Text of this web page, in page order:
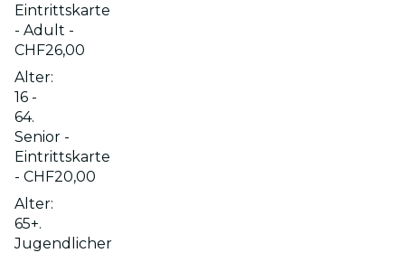
Eintrittskarte
- Adult -
CHF26,00
Alter:
16 -
64.
Senior -
Eintrittskarte
- CHF20,00
Alter:
65+.
Jugendlicher